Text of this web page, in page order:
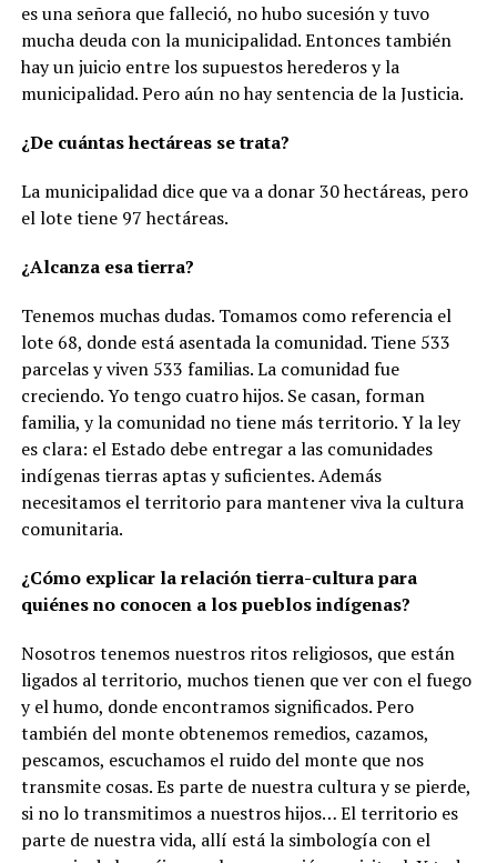
es una señora que falleció, no hubo sucesión y tuvo
mucha deuda con la municipalidad. Entonces también
hay un juicio entre los supuestos herederos y la
municipalidad. Pero aún no hay sentencia de la Justicia.
¿De cuántas hectáreas se trata?
La municipalidad dice que va a donar 30 hectáreas, pero
el lote tiene 97 hectáreas.
¿Alcanza esa tierra?
Tenemos muchas dudas. Tomamos como referencia el
lote 68, donde está asentada la comunidad. Tiene 533
parcelas y viven 533 familias. La comunidad fue
creciendo. Yo tengo cuatro hijos. Se casan, forman
familia, y la comunidad no tiene más territorio. Y la ley
es clara: el Estado debe entregar a las comunidades
indígenas tierras aptas y suficientes. Además
necesitamos el territorio para mantener viva la cultura
comunitaria.
¿Cómo explicar la relación tierra-cultura para
quiénes no conocen a los pueblos indígenas?
Nosotros tenemos nuestros ritos religiosos, que están
ligados al territorio, muchos tienen que ver con el fuego
y el humo, donde encontramos significados. Pero
también del monte obtenemos remedios, cazamos,
pescamos, escuchamos el ruido del monte que nos
transmite cosas. Es parte de nuestra cultura y se pierde,
si no lo transmitimos a nuestros hijos… El territorio es
parte de nuestra vida, allí está la simbología con el